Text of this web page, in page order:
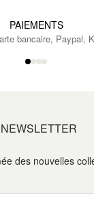
PAIEMENTS
bancaire, Paypal,
des nouvelles